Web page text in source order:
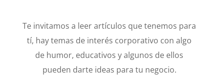
Te invitamos a leer artículos que tenemos para
tí, hay temas de interés corporativo con algo
de humor, educativos y algunos de ellos
pueden darte ideas para tu negocio.